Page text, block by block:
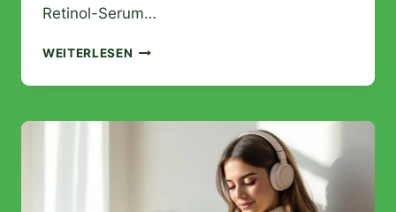
Retinol-Serum…
WEITERLESENRETINOL-
VERWANDELN
IHRE